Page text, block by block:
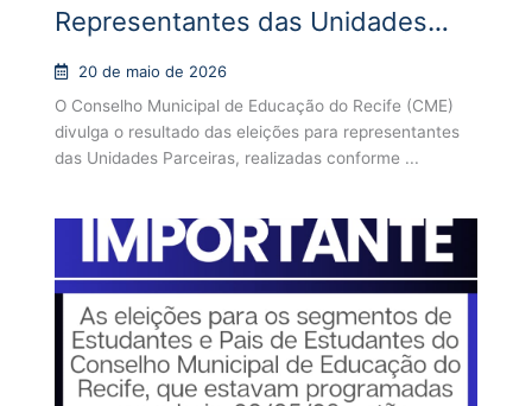
Representantes das Unidades
Parceiras – CME
20 de maio de 2026
O Conselho Municipal de Educação do Recife (CME)
divulga o resultado das eleições para representantes
das Unidades Parceiras, realizadas conforme ...